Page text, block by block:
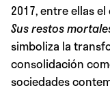
2017, entre ellas
Sus restos
simboliza la
consolidación
sociedades